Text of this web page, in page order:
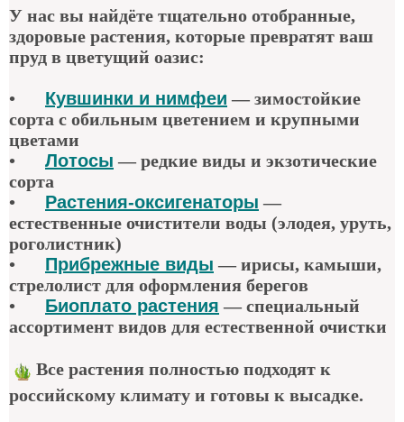
У нас вы найдёте тщательно отобранные,
здоровые растения, которые превратят ваш
пруд в цветущий оазис:
• Кувшинки и нимфеи — зимостойкие
сорта с обильным цветением и крупными
цветами
•
Лотосы — редкие виды и экзотические
сорта
•
Растения-оксигенаторы —
естественные очистители воды (элодея, уруть,
роголистник)
•
Прибрежные виды — ирисы, камыши,
стрелолист для оформления берегов
•
Биоплато растения — специальный
ассортимент видов для естественной очистки
Все растения полностью подходят к
российскому климату и готовы к высадке.